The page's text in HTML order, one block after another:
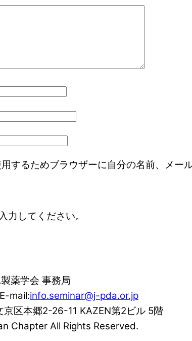
するためブラウザーに自分の名前、メー
力してください。
薬学会 事務局
mail:info.seminar@j-pda.or.jp
区本郷2-26-11 KAZEN第2ビル 5階
Chapter All Rights Reserved.